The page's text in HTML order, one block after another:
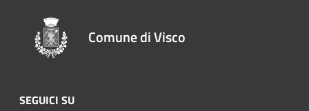
Comune di Visco
SEGUICI SU